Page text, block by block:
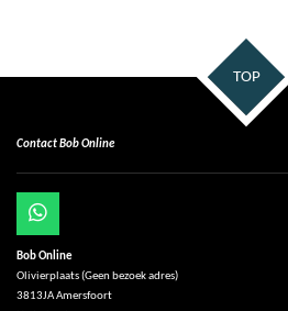
TOP
Contact Bob Online
W
h
a
t
s
Bob Online
Olivierplaats (Geen bezoek adres)
3813JA Amersfoort